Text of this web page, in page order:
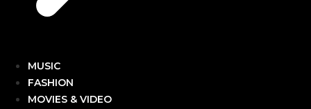
MUSIC
FASHION
MOVIES & VIDEO